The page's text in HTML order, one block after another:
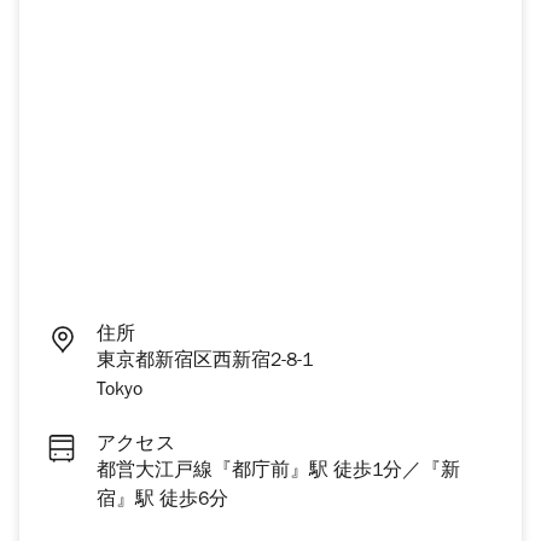
住所
東京都新宿区西新宿2-8-1
Tokyo
アクセス
都営大江戸線『都庁前』駅 徒歩1分／『新
宿』駅 徒歩6分